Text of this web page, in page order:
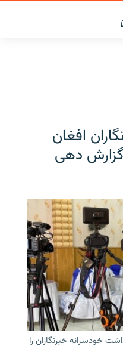
افغان
گزارش دهی
از ۲۵۰ مورد بازداشت خودسرانه خبرنگاران را